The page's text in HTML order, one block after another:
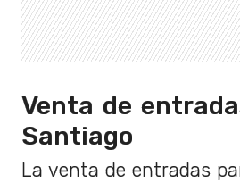
Venta de
Santiago
La venta de entradas